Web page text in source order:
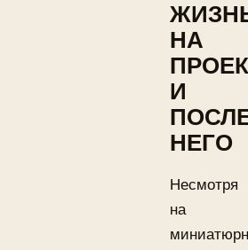
НА
И
НЕГО
Несмотря
на